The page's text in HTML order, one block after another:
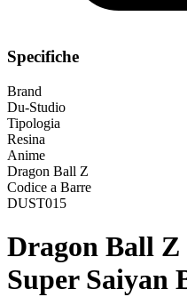
Specifiche
Brand
Du-Studio
Tipologia
Resina
Anime
Dragon Ball Z
Codice a Barre
DUST015
Dragon Ball Z
Super Saiyan